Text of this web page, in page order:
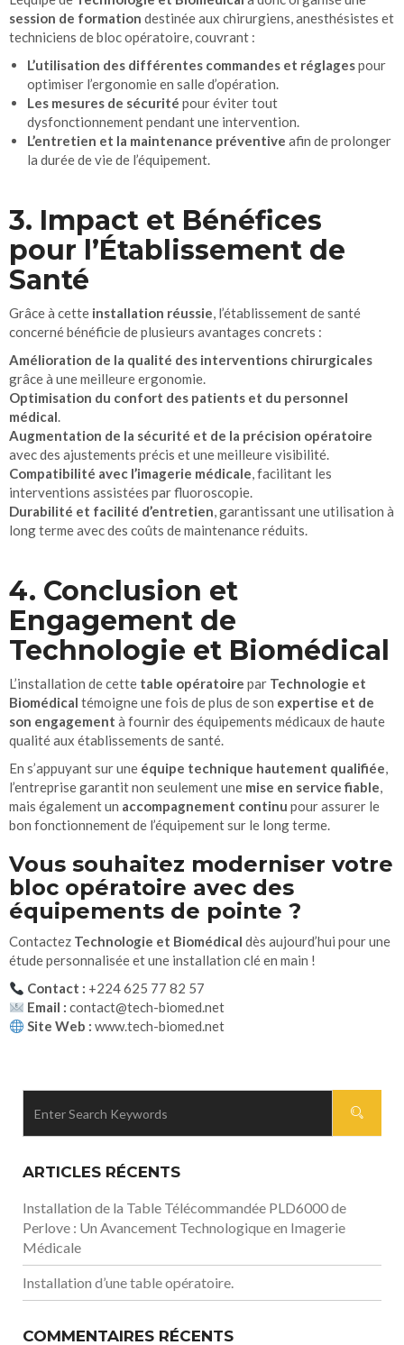
session de formation destinée aux chirurgiens, anesthésistes et
techniciens de bloc opératoire, couvrant :
L’utilisation des différentes commandes et réglagespour
optimiser l’ergonomie en salle d’opération.
Les mesures de sécurité pour éviter tout
dysfonctionnement pendant une intervention.
L’entretien et la maintenance préventive afin de prolonger
la durée de vie de l’équipement.
3. Impact et Bénéfices
pour l’Établissement de
Santé
Grâce à cette installation réussie, l’établissement de santé
concerné bénéficie de plusieurs avantages concrets :
Amélioration de la qualité des interventions chirurgicales
grâce à une meilleure ergonomie.
Optimisation du confort des patients et du personnel
médical.
Augmentation de la sécurité et de la précision opératoire
avec des ajustements précis et une meilleure visibilité.
Compatibilité avec l’imagerie médicale, facilitant les
interventions assistées par fluoroscopie.
Durabilité et facilité d’entretien, garantissant une utilisation à
long terme avec des coûts de maintenance réduits.
4. Conclusion et
Engagement de
Technologie et Biomédical
L’installation de cette table opératoire par Technologie et
Biomédical témoigne une fois de plus de son expertise et de
son engagement à fournir des équipements médicaux de haute
qualité aux établissements de santé.
En s’appuyant sur une équipe technique hautement qualifiée,
l’entreprise garantit non seulement une mise en service fiable,
mais également un accompagnement continu pour assurer le
bon fonctionnement de l’équipement sur le long terme.
Vous souhaitez moderniser votre
bloc opératoire avec des
équipements de pointe ?
Contactez Technologie et Biomédical dès aujourd’hui pour une
étude personnalisée et une installation clé en main !
Contact : +224 625 77 82 57
Email : contact@tech-biomed.net
Site Web : www.tech-biomed.net
ARTICLES RÉCENTS
Installation de la Table Télécommandée PLD6000 de
Perlove : Un Avancement Technologique en Imagerie
Médicale
Installation d’une table opératoire.
COMMENTAIRES RÉCENTS